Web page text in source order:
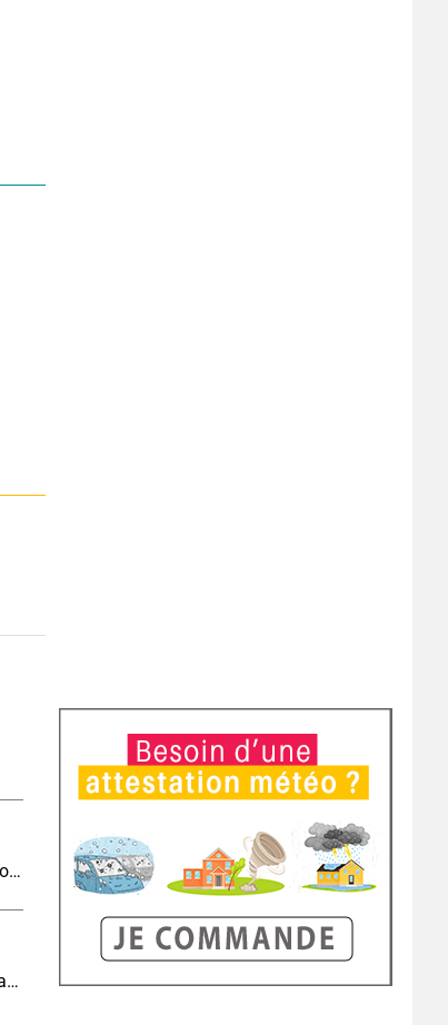
Eclipse J-4 : le brouillard côtier du soir peut-il gâcher l’observation de l’éclipse à la plage ?
Météo aujourd'hui : très fortes chaleurs au sud-ouest avant des orages, jusqu'à 39°C